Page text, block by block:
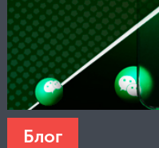
Блог